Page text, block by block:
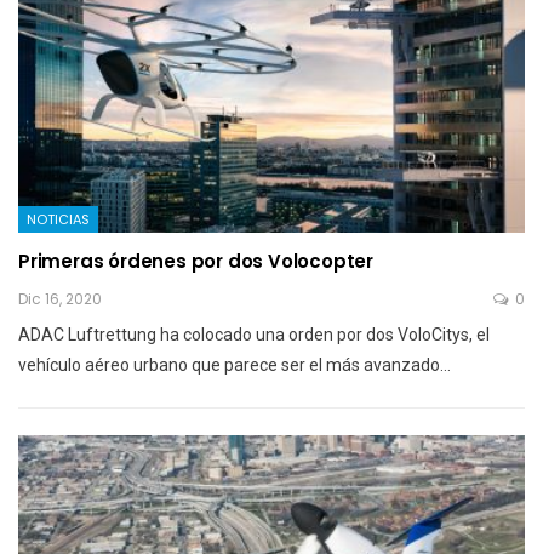
NOTICIAS
Primeras órdenes por dos Volocopter
Dic 16, 2020 0
ADAC Luftrettung ha colocado una orden por dos VoloCitys, el
vehículo aéreo urbano que parece ser el más avanzado…